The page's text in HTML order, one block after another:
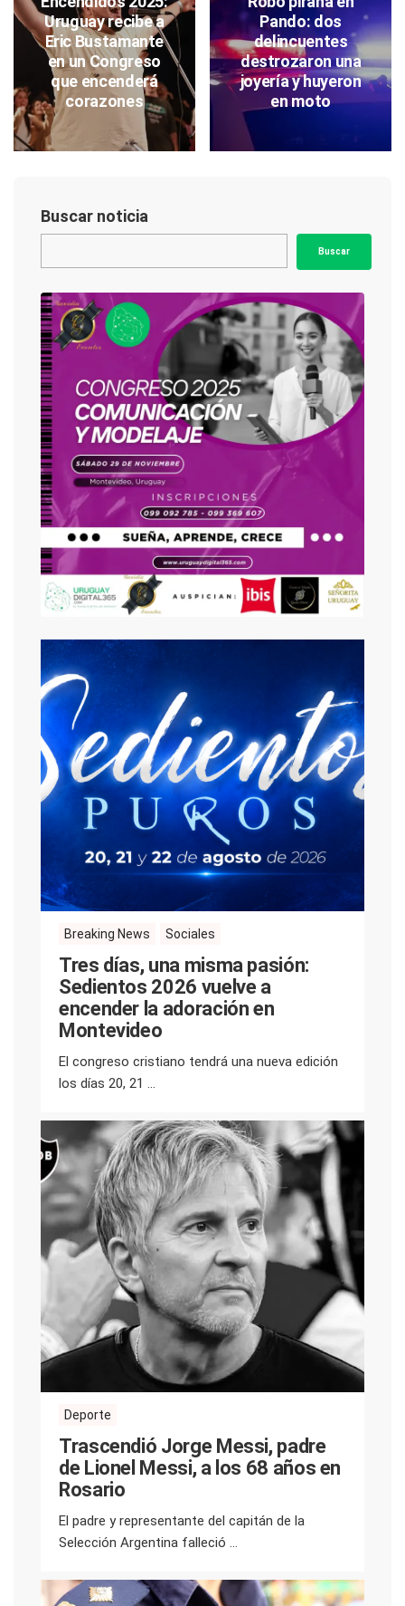
Uruguay recibe a
Eric Bustamante
en un Congreso
que encenderá
corazones
Pando: dos
delincuentes
destrozaron una
joyería y huyeron
en moto
Buscar noticia
Buscar
Breaking News Sociales
Tres días, una misma pasión:
Sedientos 2026 vuelve a
encender la adoración en
Montevideo
El congreso cristiano tendrá una nueva edición
los días 20, 21 ...
Deporte
Trascendió Jorge Messi, padre
de Lionel Messi, a los 68 años en
Rosario
El padre y representante del capitán de la
Selección Argentina falleció ...